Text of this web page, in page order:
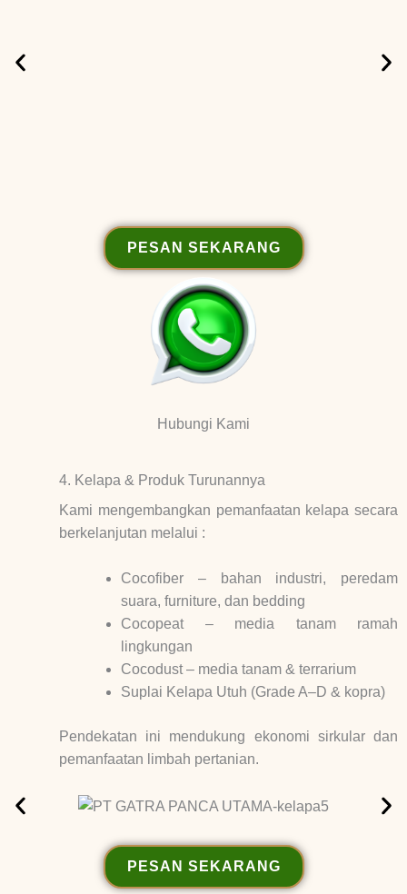
PESAN SEKARANG
Hubungi Kami
4. Kelapa & Produk Turunannya
Kami mengembangkan pemanfaatan kelapa secara
berkelanjutan melalui :
Cocofiber – bahan industri, peredam
suara, furniture, dan bedding
Cocopeat – media tanam ramah
lingkungan
Cocodust – media tanam & terrarium
Suplai Kelapa Utuh (Grade A–D & kopra)
Pendekatan ini mendukung ekonomi sirkular dan
pemanfaatan limbah pertanian.
PESAN SEKARANG